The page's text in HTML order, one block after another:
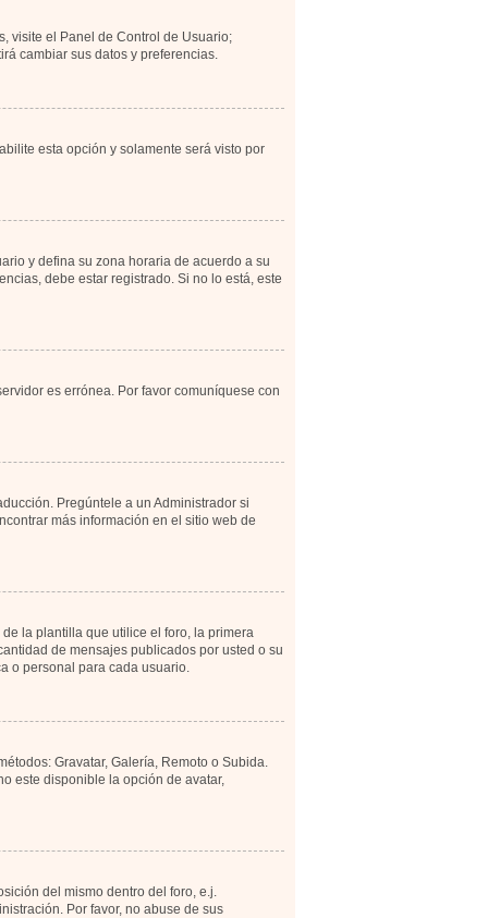
visite el Panel de Control de Usuario;
cambiar sus datos y preferencias.
esta opción y solamente será visto por
y defina su zona horaria de acuerdo a su
debe estar registrado. Si no lo está, este
es errónea. Por favor comuníquese con
Pregúntele a un Administrador si
más información en el sitio web de
la plantilla que utilice el foro, la primera
de mensajes publicados por usted o su
o personal para cada usuario.
Gravatar, Galería, Remoto o Subida.
este disponible la opción de avatar,
del mismo dentro del foro, e.j.
Por favor, no abuse de sus